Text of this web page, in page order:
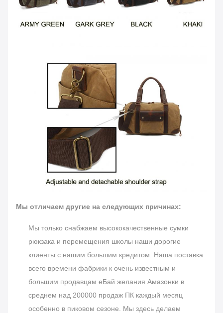
Мы отличаем другие на следующих причинах:
Мы только снабжаем высококачественные сумки
рюкзака и перемещения школы наши дорогие
клиенты с нашим большим кредитом. Наша поставка
всего времени фабрики к очень известным и
большим продавцам еБай желания Амазонки в
среднем над 200000 продаж ПК каждый месяц
особенно в пиковом сезоне. Мы здесь делаем